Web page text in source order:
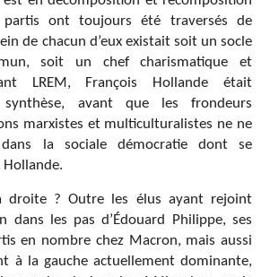
partis ont toujours été traversés de
de chacun d’eux existait soit un socle
soit un chef charismatique et
LREM, François Hollande était
avant que les frondeurs
marxistes et multiculturalistes ne ne
la sociale démocratie dont se
droite ? Outre les élus ayant rejoint
dans les pas d’Édouard Philippe, ses
en nombre chez Macron, mais aussi
à la gauche actuellement dominante,